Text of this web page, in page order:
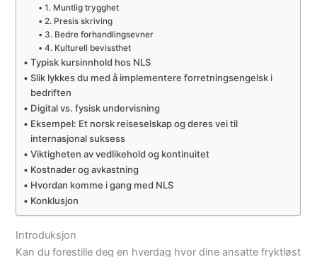
1. Muntlig trygghet
2. Presis skriving
3. Bedre forhandlingsevner
4. Kulturell bevissthet
Typisk kursinnhold hos NLS
Slik lykkes du med å implementere forretningsengelsk i
bedriften
Digital vs. fysisk undervisning
Eksempel: Et norsk reiseselskap og deres vei til
internasjonal suksess
Viktigheten av vedlikehold og kontinuitet
Kostnader og avkastning
Hvordan komme i gang med NLS
Konklusjon
Introduksjon
Kan du forestille deg en hverdag hvor dine ansatte fryktløst